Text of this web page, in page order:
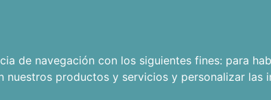
de navegación con los siguientes fines: para
nuestros productos y servicios y personalizar las